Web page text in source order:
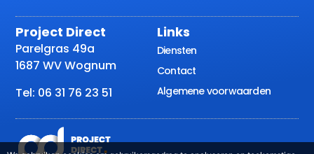
Project Direct
Parelgras 49a
1687 WV Wognum
Tel: 06 31 76 23 51
Links
Diensten
Contact
Algemene voorwaarden